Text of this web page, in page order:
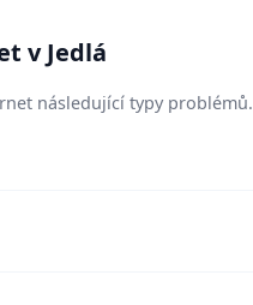
v Jedlá
následující typy problémů.